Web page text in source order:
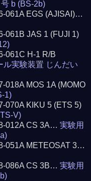
b (BS-2b)
061A EGS (AJISAI)…
061B JAS 1 (FUJI 1)
061C H-1 R/B
ル実験装置 じんだい
018A MOS 1A (MOMO
1)
070A KIKU 5 (ETS 5)
V)
012A CS 3A…実験用
051A METEOSAT 3…
086A CS 3B…実験用